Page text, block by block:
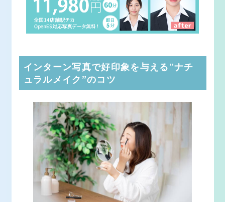
インターン写真で好印象を与える”ナチ
ュラルメイク”のコツ